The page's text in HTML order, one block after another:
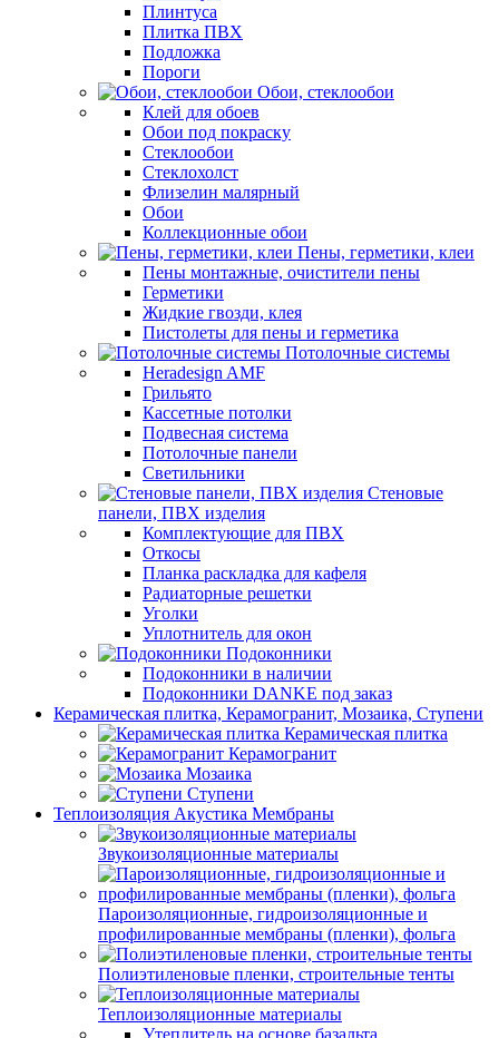
Плинтуса
Плитка ПВХ
Подложка
Пороги
Обои, стеклообои
Клей для обоев
Обои под покраску
Стеклообои
Стеклохолст
Флизелин малярный
Обои
Коллекционные обои
Пены, герметики, клеи
Пены монтажные, очистители пены
Герметики
Жидкие гвозди, клея
Пистолеты для пены и герметика
Потолочные системы
Heradesign AMF
Грильято
Кассетные потолки
Подвесная система
Потолочные панели
Светильники
Стеновые
панели, ПВХ изделия
Комплектующие для ПВХ
Откосы
Планка раскладка для кафеля
Радиаторные решетки
Уголки
Уплотнитель для окон
Подоконники
Подоконники в наличии
Подоконники DANKE под заказ
Керамическая плитка, Керамогранит, Мозаика, Ступени
Керамическая плитка
Керамогранит
Мозаика
Ступени
Теплоизоляция Акустика Мембраны
Звукоизоляционные материалы
Пароизоляционные, гидроизоляционные и
профилированные мембраны (пленки), фольга
Полиэтиленовые пленки, строительные тенты
Теплоизоляционные материалы
Утеплитель на основе базальта